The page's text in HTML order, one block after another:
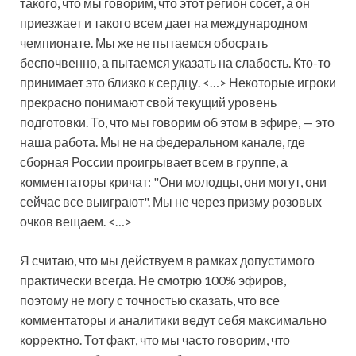
приезжает и такого всем дает на международном
чемпионате. Мы же не пытаемся обосрать
беспочвенно, а пытаемся указать на слабость. Кто-то
принимает это близко к сердцу. <…> Некоторые игроки
прекрасно понимают свой текущий уровень
подготовки. То, что мы говорим об этом в эфире, — это
наша работа. Мы не на федеральном канале, где
сборная России проигрывает всем в группе, а
комментаторы кричат: "Они молодцы, они могут, они
сейчас все выиграют". Мы не через призму розовых
очков вещаем. <…>
Я считаю, что мы действуем в рамках допустимого
практически всегда. Не смотрю 100% эфиров,
поэтому не могу с точностью сказать, что все
комментаторы и аналитики ведут себя максимально
корректно. Тот факт, что мы часто говорим, что